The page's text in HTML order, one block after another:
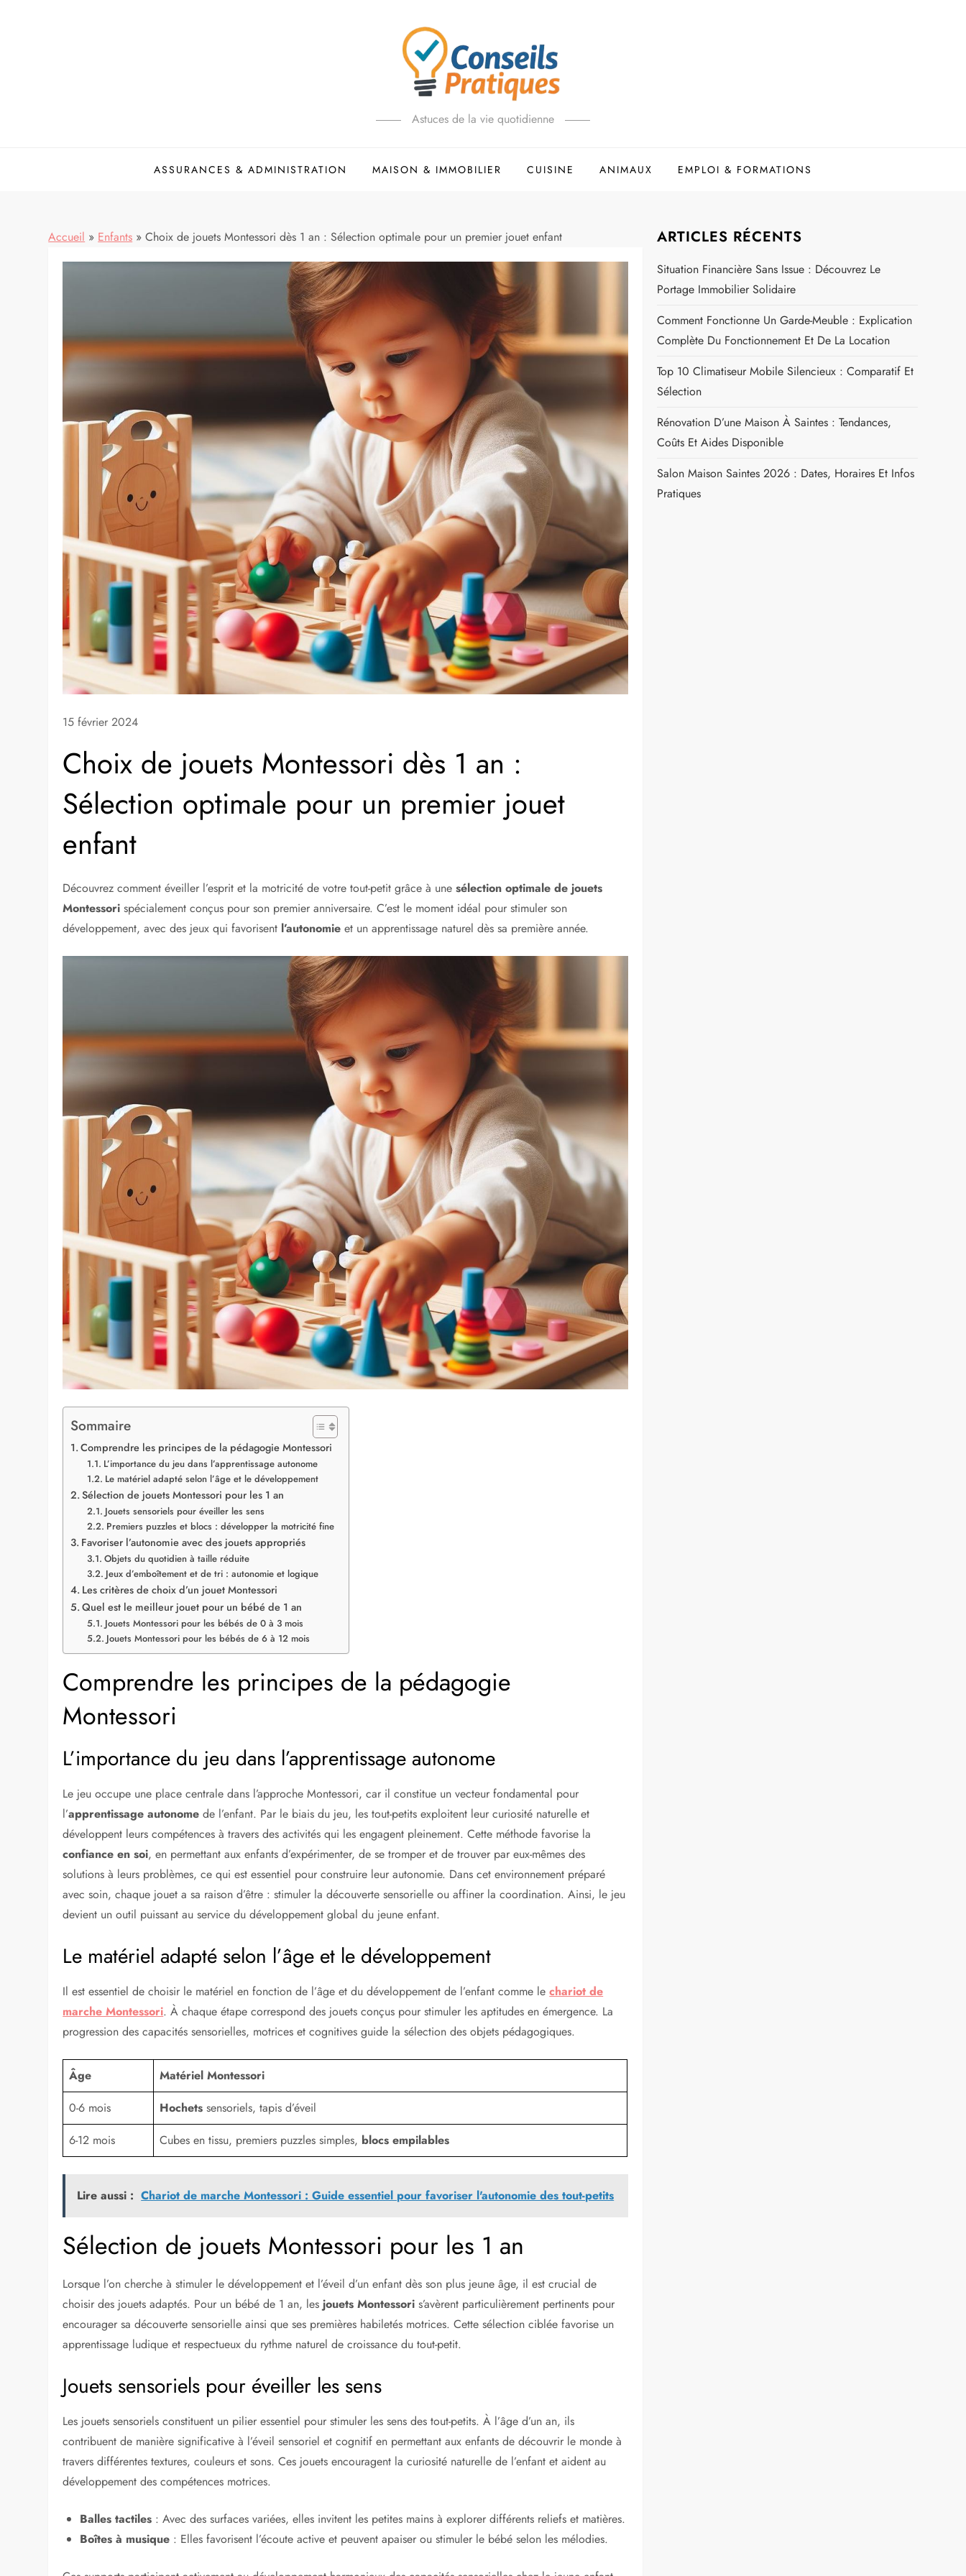
Astuces de la vie quotidienne
ASSURANCES & ADMINISTRATION MAISON & IMMOBILIER CUISINE ANIMAUX EMPLOI & FORMATIONS
Accueil » Enfants »Choix de jouets Montessori dès 1 an : Sélection optimale pour un premier jouet enfant
15 février 2024
Choix de jouets Montessori dès 1 an :
Sélection optimale pour un premier jouet
enfant
Découvrez comment éveiller l’esprit et la motricité de votre tout-petit grâce à unesélection optimale de jouets
Montessori spécialement conçus pour son premier anniversaire. C’est le moment idéal pour stimuler son
développement, avec des jeux qui favorisent l’autonomie et un apprentissage naturel dès sa première année.
Sommaire
Comprendre les principes de la pédagogie Montessori
L’importance du jeu dans l’apprentissage autonome
Le matériel adapté selon l’âge et le développement
Sélection de jouets Montessori pour les 1 an
Jouets sensoriels pour éveiller les sens
Premiers puzzles et blocs : développer la motricité fine
Favoriser l’autonomie avec des jouets appropriés
Objets du quotidien à taille réduite
Jeux d’emboîtement et de tri : autonomie et logique
Les critères de choix d’un jouet Montessori
Quel est le meilleur jouet pour un bébé de 1 an
Jouets Montessori pour les bébés de 0 à 3 mois
Jouets Montessori pour les bébés de 6 à 12 mois
Comprendre les principes de la pédagogie
Montessori
L’importance du jeu dans l’apprentissage autonome
Le jeu occupe une place centrale dans l’approche Montessori, car il constitue un vecteur fondamental pour
l’apprentissage autonome de l’enfant. Par le biais du jeu, les tout-petits exploitent leur curiosité naturelle et
développent leurs compétences à travers des activités qui les engagent pleinement. Cette méthode favorise la
confiance en soi, en permettant aux enfants d’expérimenter, de se tromper et de trouver par eux-mêmes des
solutions à leurs problèmes, ce qui est essentiel pour construire leur autonomie. Dans cet environnement préparé
avec soin, chaque jouet a sa raison d’être : stimuler la découverte sensorielle ou affiner la coordination. Ainsi, le jeu
devient un outil puissant au service du développement global du jeune enfant.
Le matériel adapté selon l’âge et le développement
Il est essentiel de choisir le matériel en fonction de l’âge et du développement de l’enfant comme lechariot de
marche Montessori. À chaque étape correspond des jouets conçus pour stimuler les aptitudes en émergence. La
progression des capacités sensorielles, motrices et cognitives guide la sélection des objets pédagogiques.
Âge
Matériel Montessori
0-6 mois
Hochets sensoriels, tapis d’éveil
6-12 mois
Cubes en tissu, premiers puzzles simples, blocs empilables
Lire aussi : Chariot de marche Montessori : Guide essentiel pour favoriser l'autonomie des tout-petits
Sélection de jouets Montessori pour les 1 an
Lorsque l’on cherche à stimuler le développement et l’éveil d’un enfant dès son plus jeune âge, il est crucial de
choisir des jouets adaptés. Pour un bébé de 1 an, lesjouets Montessori s’avèrent particulièrement pertinents pour
encourager sa découverte sensorielle ainsi que ses premières habiletés motrices. Cette sélection ciblée favorise un
apprentissage ludique et respectueux du rythme naturel de croissance du tout-petit.
Jouets sensoriels pour éveiller les sens
Les jouets sensoriels constituent un pilier essentiel pour stimuler les sens des tout-petits. À l’âge d’un an, ils
contribuent de manière significative à l’éveil sensoriel et cognitif en permettant aux enfants de découvrir le monde à
travers différentes textures, couleurs et sons. Ces jouets encouragent la curiosité naturelle de l’enfant et aident au
développement des compétences motrices.
Balles tactiles : Avec des surfaces variées, elles invitent les petites mains à explorer différents reliefs et matières.
Boîtes à musique : Elles favorisent l’écoute active et peuvent apaiser ou stimuler le bébé selon les mélodies.
ARTICLES RÉCENTS
Situation Financière Sans Issue : Découvrez Le
Portage Immobilier Solidaire
Comment Fonctionne Un Garde-Meuble : Explication
Complète Du Fonctionnement Et De La Location
Top 10 Climatiseur Mobile Silencieux : Comparatif Et
Sélection
Rénovation D’une Maison À Saintes : Tendances,
Coûts Et Aides Disponible
Salon Maison Saintes 2026 : Dates, Horaires Et Infos
Pratiques